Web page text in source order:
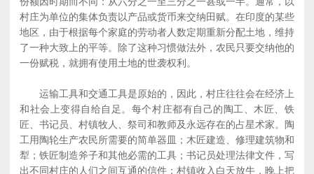
村庄为单位的集体负责以产品或货币来交纳田赋。在印度的某些
地区，由于根据每个家庭的劳动者人数定期重新分配土地，维持
了一种大致上的平等。除了这种习惯做法外，农民只要交纳他的
一份赋税，就拥有使用土地的世袭权利。
运输工具和交通工具是原始的，因此，村庄往往会在经济上
和社会上变得自给自足。每个村庄都有自己的陶工、木匠、铁
匠、书记员、村镇牧人、祭司和教师及永远存在的占星术家。陶
工用陶轮生产农民所需要的简单器皿；木匠建造、修理建筑物和
犁；铁匠制造斧子和其他必需的工具；书记员处理法律文件，写
出不同村庄的人们之间互通的信件；村镇收入白天放牛，晚上把